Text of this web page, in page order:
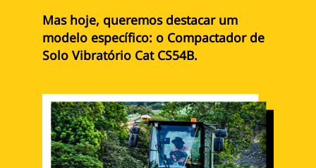
Mas hoje, queremos destacar um
modelo específico: o Compactador de
Solo Vibratório Cat CS54B.